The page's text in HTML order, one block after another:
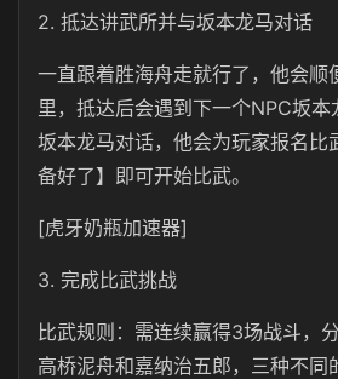
2. 抵达讲武所并与坂本龙马对话
一直跟着胜海舟走就行了，他会顺
里，抵达后会遇到下一个NPC坂
坂本龙马对话，他会为玩家报名比
备好了】即可开始比武。
[虎牙奶瓶加速器]
3. 完成比武挑战
比武规则：需连续赢得3场战斗，
高桥泥舟和嘉纳治五郎，三种不同